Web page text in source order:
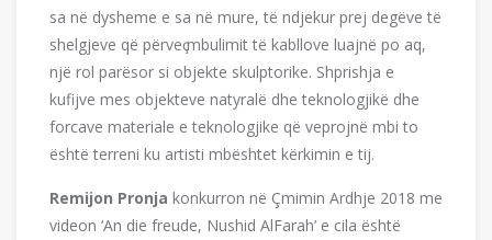
sa në dysheme e sa në mure, të ndjekur prej degëve të
shelgjeve që përveҫ mbulimit të kabllove luajnë po aq,
një rol parësor si objekte skulptorike. Shprishja e
kufijve mes objekteve natyralë dhe teknologjikë dhe
forcave materiale e teknologjike që veprojnë mbi to
është terreni ku artisti mbështet kërkimin e tij.
Remijon Pronja konkurron në Çmimin Ardhje 2018 me
videon ‘An die freude, Nushid AlFarah’ e cila është